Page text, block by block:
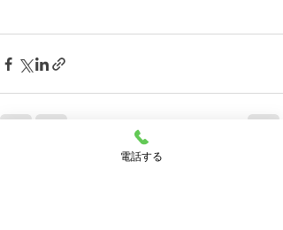
電話する